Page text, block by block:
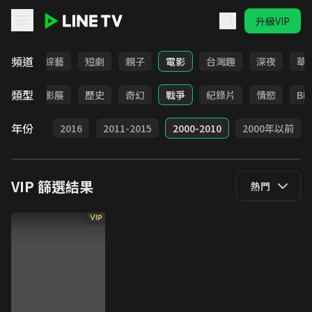
升級VIP
頻道
動畫 綜藝 短劇 親子 電影 台灣趣 深夜 華
類型
靈異 影展 歷史 奇幻 戰爭 紀錄片 情慾 BL
年份
2017 2016 2011-2015 2000-2010 2000年以前
VIP 篩選結果 熱門
VIP